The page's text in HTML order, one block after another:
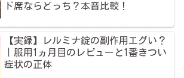
ド席ならどっち？本音比較！
【実録】レルミナ錠の副作用エグい？
｜服用1ヵ月目のレビューと1番きつい
症状の正体